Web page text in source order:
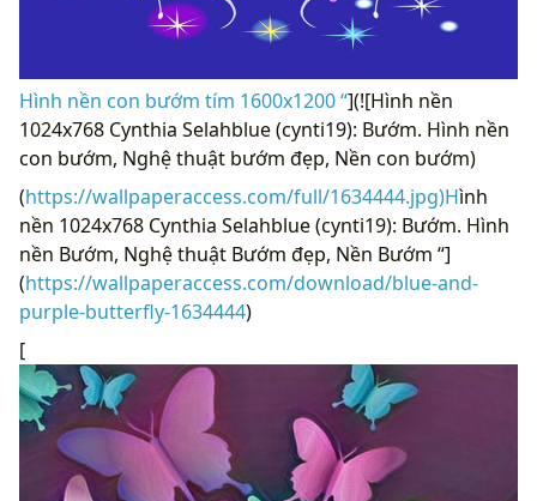
Hình nền con bướm tím 1600x1200 “](![Hình nền
1024x768 Cynthia Selahblue (cynti19): Bướm. Hình nền
con bướm, Nghệ thuật bướm đẹp, Nền con bướm)
(https://wallpaperaccess.com/full/1634444.jpg)Hình
nền 1024x768 Cynthia Selahblue (cynti19): Bướm. Hình
nền Bướm, Nghệ thuật Bướm đẹp, Nền Bướm “]
(https://wallpaperaccess.com/download/blue-and-
purple-butterfly-1634444)
[